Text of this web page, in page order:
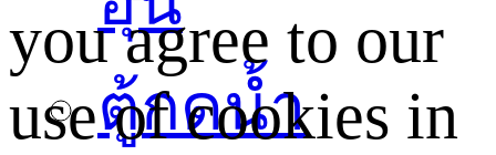
ตู้กดน้ำ
you agree to our
use of cookies in